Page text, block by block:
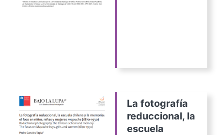
La fotografía
reduccional, la
escuela